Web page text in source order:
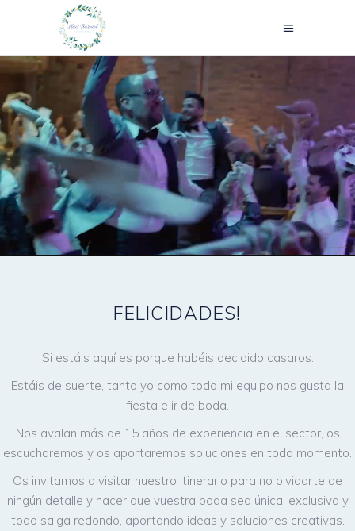
FELICIDADES!
Si estáis aquí es porque habéis decidido casaros.
Estáis de suerte, tanto yo como todo mi equipo nos gusta la
fiesta e ir de boda.
Nos avalan más de 15 años de experiencia en el sector, os
escucharemos y os aportaremos soluciones en todo momento.
Os invitamos a visitar nuestro itinerario para no olvidarte de
ningún detalle y hacer que vuestra boda sea única, exclusiva y
todo salga redondo, aportando ideas y soluciones creativas.